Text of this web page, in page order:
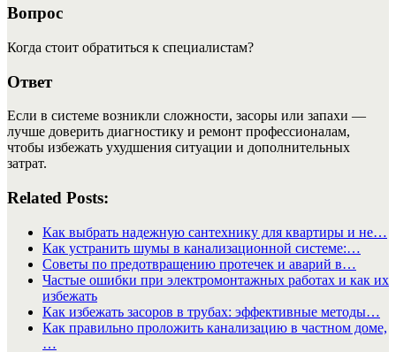
Вопрос
Когда стоит обратиться к специалистам?
Ответ
Если в системе возникли сложности, засоры или запахи —
лучше доверить диагностику и ремонт профессионалам,
чтобы избежать ухудшения ситуации и дополнительных
затрат.
Related Posts:
Как выбрать надежную сантехнику для квартиры и не…
Как устранить шумы в канализационной системе:…
Советы по предотвращению протечек и аварий в…
Частые ошибки при электромонтажных работах и как их
избежать
Как избежать засоров в трубах: эффективные методы…
Как правильно проложить канализацию в частном доме,
…